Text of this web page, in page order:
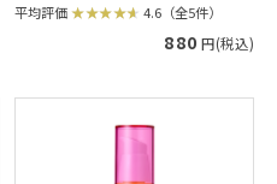
平均評価 4.6（全5件）
880 円(税込)